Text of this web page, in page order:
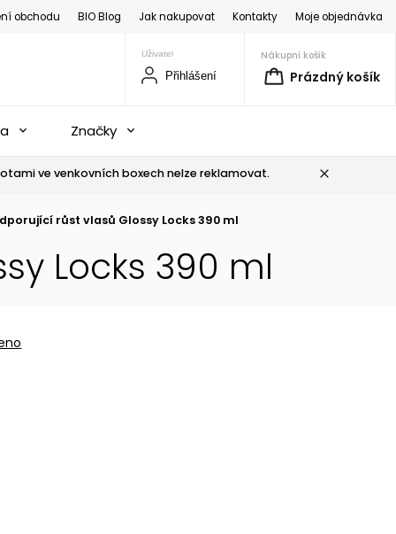
obchodu BIO Blog Jak nakupovat Kontakty Moje objednávka
Nákupní košík
Prázdný košík
Přihlášení
Značky
ve venkovních boxech nelze reklamovat.
růst vlasů Glossy Locks 390 ml
Locks 390 ml